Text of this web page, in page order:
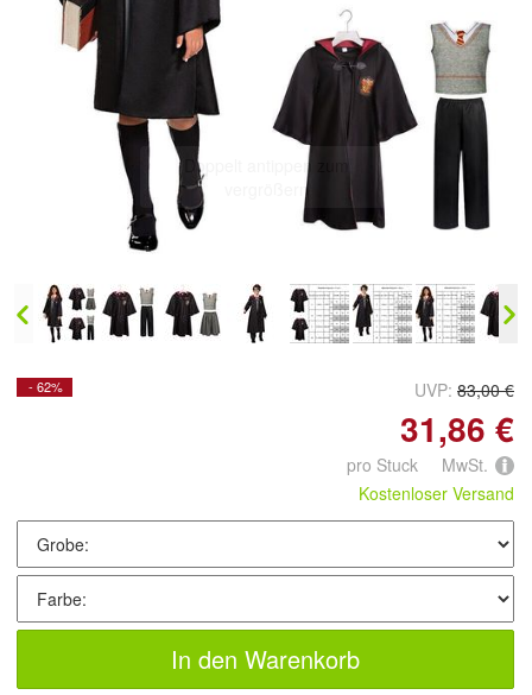
Doppelt antippen zum
vergrößern
- 62% UVP: 83,00 €
31,86 €
pro Stuck MwSt.
Kostenloser Versand
In den Warenkorb